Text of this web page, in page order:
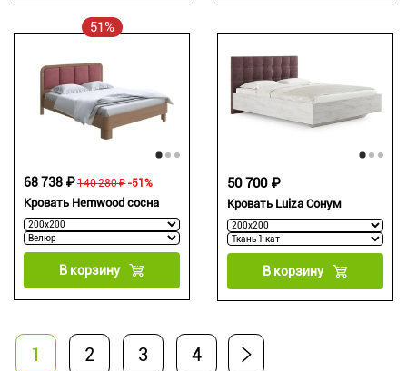
51%
Кровать Hemwood сосна
140 280 ₽
68 738 ₽ -51%
В корзину
Кровать Luiza Сонум
50 700 ₽
В корзину
1 2 3 4